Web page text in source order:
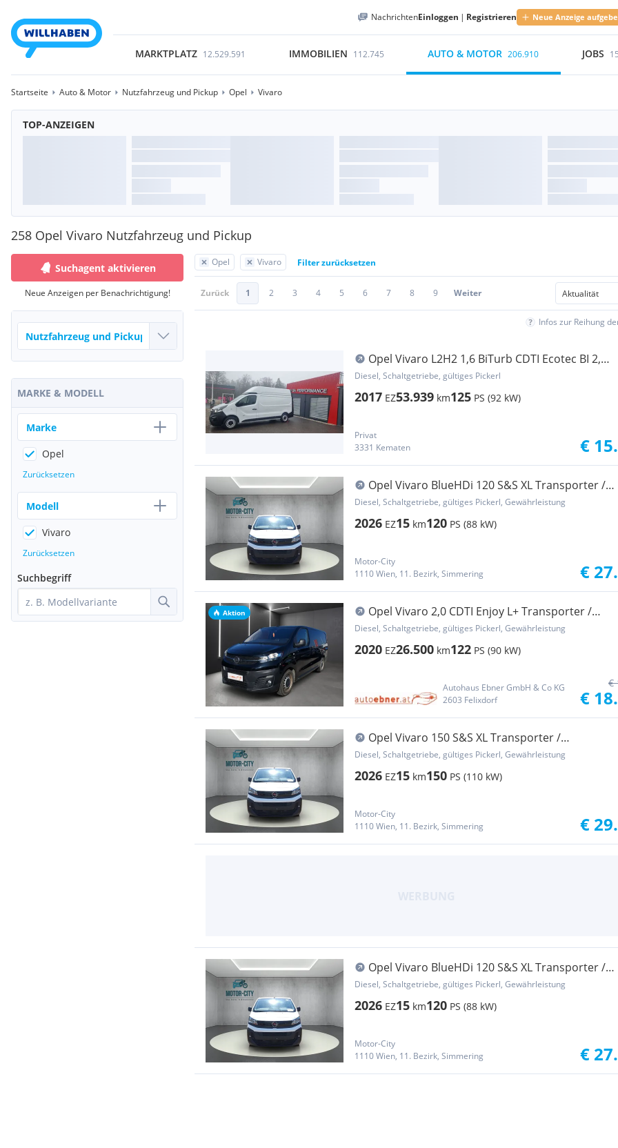
NachrichtenEinloggen | Registrieren Neue Anzeige
MARKTPLATZ 12.529.591 IMMOBILIEN 112.745 AUTO & MOTOR 206.910 JOBS
Startseite Auto & Motor Nutzfahrzeug und Pickup Opel Vivaro
TOP-ANZEIGEN
258 Opel Vivaro Nutzfahrzeug und Pickup
Opel Vivaro Filter zurücksetzen
Zurück 1 2 3 4 5 6 7 8 9 Weiter
Infos zur Reihung
Opel Vivaro L2H2 1,6 BiTurb CDTI Ecotec BI 2,9t
S/S Ed Transporter / Kastenwagen
Diesel, Schaltgetriebe, gültiges Pickerl
2017 EZ53.939 km125 PS (92 kW)
Privat
3331 Kematen
€
Opel Vivaro BlueHDi 120 S&S XL Transporter /
Kastenwagen
Diesel, Schaltgetriebe, gültiges Pickerl, Gewährleistung
2026 EZ15 km120 PS (88 kW)
Motor-City
1110 Wien, 11. Bezirk, Simmering
€
Aktion
Opel Vivaro 2,0 CDTI Enjoy L+ Transporter /
Kastenwagen
Diesel, Schaltgetriebe, gültiges Pickerl, Gewährleistung
2020 EZ26.500 km122 PS (90 kW)
Autohaus Ebner GmbH & Co KG
2603 Felixdorf
€
€
Opel Vivaro 150 S&S XL Transporter /
Kastenwagen
Diesel, Schaltgetriebe, gültiges Pickerl, Gewährleistung
2026 EZ15 km150 PS (110 kW)
Motor-City
1110 Wien, 11. Bezirk, Simmering
€
Opel Vivaro BlueHDi 120 S&S XL Transporter /
Kastenwagen
Diesel, Schaltgetriebe, gültiges Pickerl, Gewährleistung
2026 EZ15 km120 PS (88 kW)
Motor-City
1110 Wien, 11. Bezirk, Simmering
€
Suchagent aktivieren
Neue Anzeigen per Benachrichtigung!
MARKE & MODELL
Marke
Opel
Zurücksetzen
Modell
Vivaro
Zurücksetzen
Suchbegriff